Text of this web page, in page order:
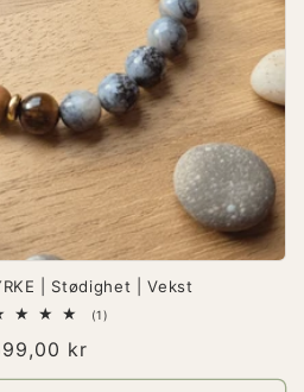
| Stødighet | Vekst
(1)
kr